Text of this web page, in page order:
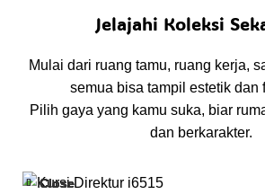
Jelajahi Koleksi
Mulai dari ruang tamu, ruang kerja,
semua bisa tampil estetik dan
Pilih gaya yang kamu suka, biar
dan berkarakter.
Close
Close
Close
Close
Close